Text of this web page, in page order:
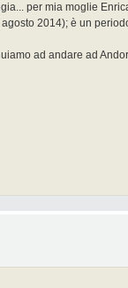
per mia moglie
2014); è un
ad andare ad